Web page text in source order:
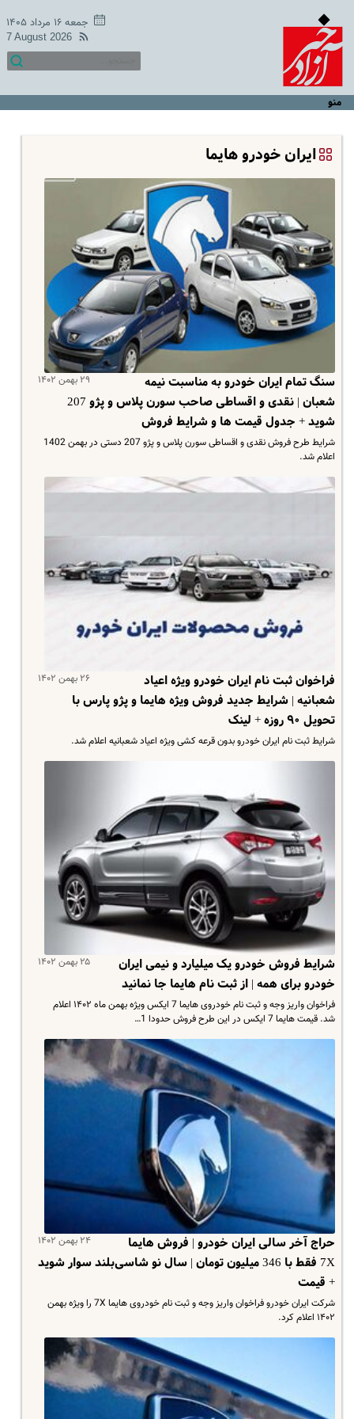
جمعه ۱۶ مرداد ۱۴۰۵
7 August 2026
منو
ایران خودرو هایما
۲۹ بهمن ۱۴۰۲
سنگ تمام ایران خودرو به مناسبت نیمه
شعبان | نقدی و اقساطی صاحب سورن پلاس و پژو 207
شوید + جدول قیمت ها و شرایط فروش
شرایط طرح فروش نقدی و اقساطی سورن پلاس و پژو 207 دستی در بهمن 1402
اعلام شد.
۲۶ بهمن ۱۴۰۲
فراخوان ثبت نام ایران خودرو ویژه اعیاد
شعبانیه | شرایط جدید فروش ویژه هایما و پژو پارس با
تحویل ۹۰ روزه + لینک
شرایط ثبت نام ایران خودرو بدون قرعه کشی ویژه اعیاد شعبانیه اعلام شد.
۲۵ بهمن ۱۴۰۲
شرایط فروش خودرو یک میلیارد و نیمی ایران
خودرو برای همه | از ثبت نام هایما جا نمانید
فراخوان واریز وجه و ثبت نام خودروی هایما 7 ایکس ویژه بهمن ماه ۱۴۰۲ اعلام
شد. قیمت هایما 7 ایکس در این طرح فروش حدودا 1…
۲۴ بهمن ۱۴۰۲
حراج آخر سالی ایران خودرو | فروش هایما
7X فقط با 346 میلیون تومان | سال نو شاسی‌بلند سوار شوید
+ قیمت
شرکت ایران خودرو فراخوان واریز وجه و ثبت نام خودروی هایما 7X را ویژه بهمن
۱۴۰۲ اعلام کرد.